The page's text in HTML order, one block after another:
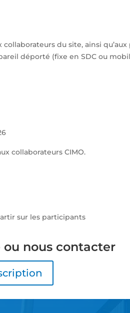
collaborateurs du site, ainsi
déporté (fixe en SDC ou
collaborateurs CIMO.
sur les participants
ou nous contacter